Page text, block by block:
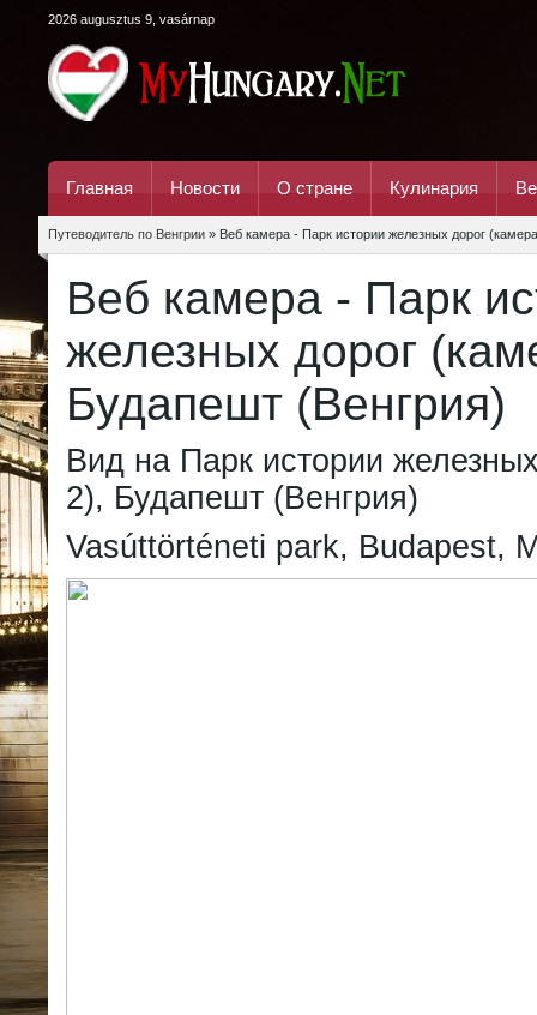
2026 augusztus 9, vasárnap
Главная Новости О стране Кулинария
Путеводитель по Венгрии » Веб камера - Парк истории железных дорог
Веб камера - Парк
железных дорог
Будапешт (Венгрия)
Вид на Парк истории
2), Будапешт (Венгрия)
Vasúttörténeti park, Budapest,